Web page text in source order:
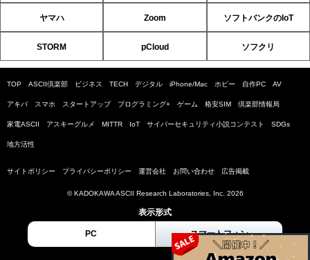
ヤマハ Zoom ソフトバンクのIoT
STORM pCloud ソフクリ
TOP ASCII倶楽部 ビジネス TECH デジタル iPhone/Mac ホビー 自作PC AV
アキバ スマホ スタートアップ プログラミング+ ゲーム 格安SIM 倶楽部情報局
家電ASCII アスキーグルメ MITTR IoT サイバーセキュリティ小説コンテスト SDGs
地方活性
サイトポリシー プライバシーポリシー 運営会社 お問い合わせ 広告掲載
© KADOKAWA ASCII Research Laboratories, Inc. 2026
表示形式
PC スマートフォン